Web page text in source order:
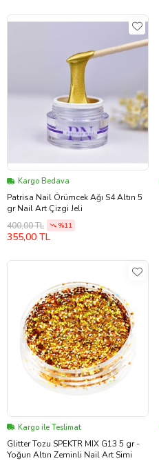
Kargo Bedava
Patrisa Nail Örümcek Ağı S4 Altın 5
gr Nail Art Çizgi Jeli
400,00 TL
%11
355,00 TL
Kargo ile Teslimat
Glitter Tozu SPEKTR MIX G13 5 gr -
Yoğun Altın Zeminli Nail Art Simi